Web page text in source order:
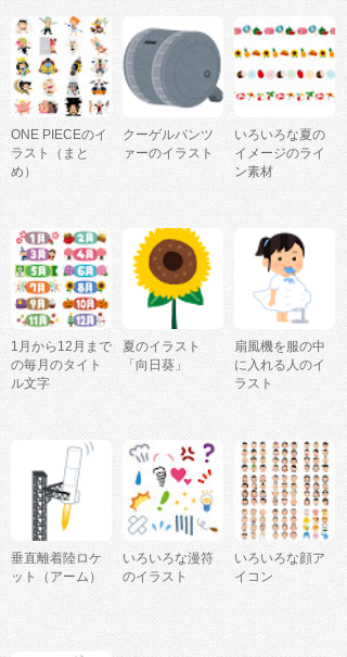
ONE PIECEのイ
ラスト（まと
め）
クーゲルパンツ
ァーのイラスト
いろいろな夏の
イメージのライ
ン素材
1月から12月まで
の毎月のタイト
ル文字
夏のイラスト
「向日葵」
扇風機を服の中
に入れる人のイ
ラスト
垂直離着陸ロケ
ット（アーム）
いろいろな漫符
のイラスト
いろいろな顔ア
イコン